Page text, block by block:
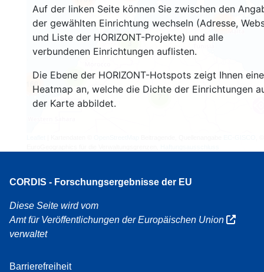
Auf der linken Seite können Sie zwischen den
der gewählten Einrichtung wechseln (Adresse,
und Liste der HORIZONT-Projekte) und alle
verbundenen Einrichtungen auflisten.
Die Ebene der HORIZONT-Hotspots zeigt Ihnen eine
Heatmap an, welche die Dichte der Einrichtungen
der Karte abbildet.
3
3
160
481
CORDIS - Forschungsergebnisse der EU
Diese Seite wird vom
Amt für Veröffentlichungen der Europäischen Union
verwaltet
Barrierefreiheit